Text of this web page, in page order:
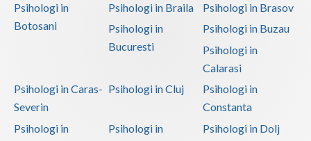
Psihologi in
Botosani
Psihologi in Braila
Psihologi in Brasov
Psihologi in
Bucuresti
Psihologi in Buzau
Psihologi in
Calarasi
Psihologi in Caras-
Severin
Psihologi in Cluj
Psihologi in
Constanta
Psihologi in
Psihologi in
Psihologi in Dolj